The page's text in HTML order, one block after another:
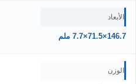
الأبعاد
146.7×71.5×7.7 ملم
الوزن